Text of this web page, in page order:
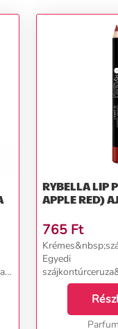
RYBELLA LIP
765 Ft
Egyedi
RyBella olasz
hangsúlyozza és
formáját és